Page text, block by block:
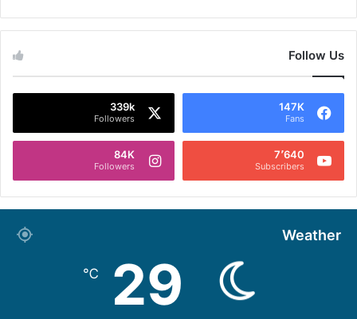
Follow Us
147K
Fans
339k
Followers
7٬640
Subscribers
84K
Followers
Weather
29
℃